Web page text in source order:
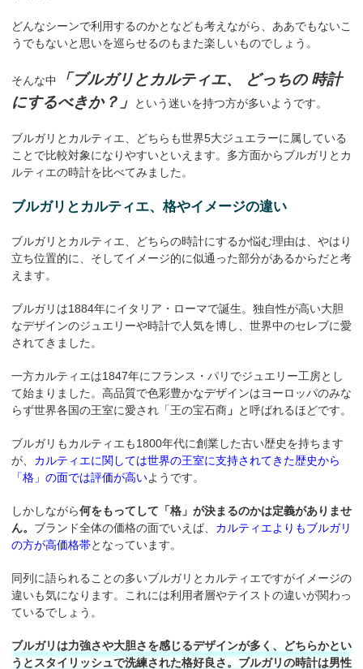
どんなシーンで利用するのかとなども考えながら、ああでもないこ
うでもないと思いを巡らせるのもまた楽しいものでしょう。
そんな中
「ブルガリとカルティエ、 どっちの 時計
にするべきか？」
という迷いを持つ方が多いようです。
ブルガリとカルティエ、どちらも世界5大ジュエラーに属している
ことで比較対象になりやすいといえます。多方面からブルガリとカ
ルティエの時計を比べてみました。
ブルガリとカルティエ、格やイメージの違い
ブルガリとカルティエ、どちらの時計にするか悩む理由は、やはり
立ち位置的に、そしてイメージ的に似通った部分があるからだと考
えます。
ブルガリは1884年にイタリア・ローマで誕生。独自性が高い大胆
なデザインのジュエリーや時計で人気を博し、世界中のセレブに愛
されてきました。
一方カルティエは1847年にフランス・パリでジュエリー工房とし
て始まりました。高品質で色彩豊かなデザインはヨーロッパのみな
らず世界各国の王室に愛され「王の宝石商 」 と呼ばれるほどです。
ブルガリもカルティエも1800年代に創業した古い歴史を持ちます
が、 カルティエに関しては世界の王室に支持されてきた歴史から
「格」の面では評価が高いようです。
しかしながら何をもってして「格」が決まるのかは定義がありませ
ん。 ブランド全体の価格の面でいえば、 カルティエよりもブルガリ
の方が高価格帯となっています。
同列に語られることの多いブルガリとカルティエですがイメージの
違いも気になります。これには利用者層やテイストの違いが関わっ
ているでしょう。
ブルガリは力強さや大胆さを感じるデザインが多く、どちらかとい
うとスタイリッシュで洗練された格好良さ。ブルガリの時計は男性